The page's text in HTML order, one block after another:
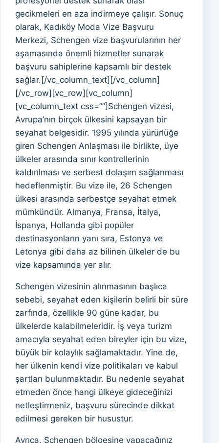
gecikmeleri en aza indirmeye çalışır. Sonuç
olarak, Kadıköy Moda Vize Başvuru
Merkezi, Schengen vize başvurularının her
aşamasında önemli hizmetler sunarak
başvuru sahiplerine kapsamlı bir destek
sağlar.[/vc_column_text][/vc_column]
[/vc_row][vc_row][vc_column]
[vc_column_text css=””]Schengen vizesi,
Avrupa’nın birçok ülkesini kapsayan bir
seyahat belgesidir. 1995 yılında yürürlüğe
giren Schengen Anlaşması ile birlikte, üye
ülkeler arasında sınır kontrollerinin
kaldırılması ve serbest dolaşım sağlanması
hedeflenmiştir. Bu vize ile, 26 Schengen
ülkesi arasında serbestçe seyahat etmek
mümkündür. Almanya, Fransa, İtalya,
İspanya, Hollanda gibi popüler
destinasyonların yanı sıra, Estonya ve
Letonya gibi daha az bilinen ülkeler de bu
vize kapsamında yer alır.
Schengen vizesinin alınmasının başlıca
sebebi, seyahat eden kişilerin belirli bir süre
zarfında, özellikle 90 güne kadar, bu
ülkelerde kalabilmeleridir. İş veya turizm
amacıyla seyahat eden bireyler için bu vize,
büyük bir kolaylık sağlamaktadır. Yine de,
her ülkenin kendi vize politikaları ve kabul
şartları bulunmaktadır. Bu nedenle seyahat
etmeden önce hangi ülkeye gideceğinizi
netleştirmeniz, başvuru sürecinde dikkat
edilmesi gereken bir husustur.
Ayrıca, Schengen bölgesine yapacağınız